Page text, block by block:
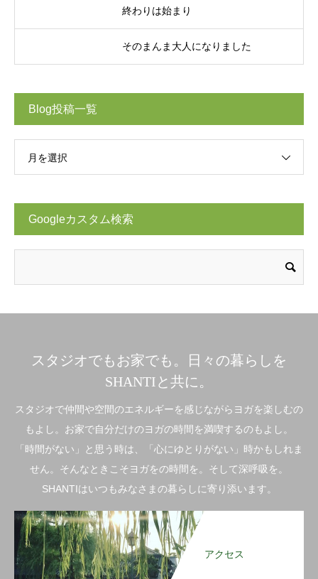
終わりは始まり
そのまんま大人になりました
Blog投稿一覧
月を選択
Googleカスタム検索
スタジオでもお家でも。日々の暮らしを
SHANTIと共に。
スタジオで仲間や空間のエネルギーを感じながらヨガを楽しむの
もよし。お家で自分だけのヨガの時間を満喫するのもよし。
「時間がない」と思う時は、「心にゆとりがない」時かもしれま
せん。そんなときこそヨガをの時間を。そして深呼吸を。
SHANTIはいつもみなさまの暮らしに寄り添います。
アクセス